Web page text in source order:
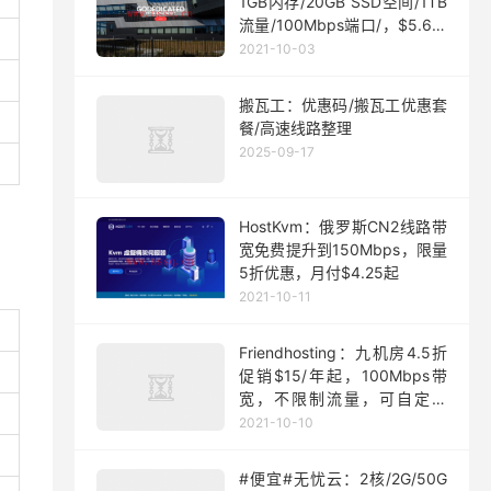
流量/100Mbps端口/，$5.63/
月起
2021-10-03
搬瓦工：优惠码/搬瓦工优惠套
餐/高速线路整理
2025-09-17
HostKvm：俄罗斯CN2线路带
宽免费提升到150Mbps，限量
5折优惠，月付$4.25起
2021-10-11
Friendhosting：九机房4.5折
促销$15/年起，100Mbps带
宽，不限制流量，可自定义
ISO
2021-10-10
#便宜#无忧云：2核/2G/50G